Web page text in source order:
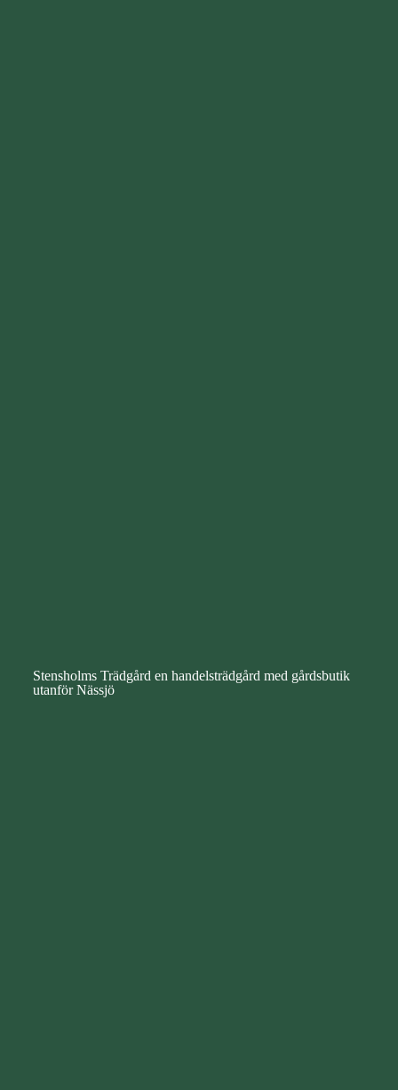
Stensholms Trädgård en handelsträdgård med gårdsbutik
utanför Nässjö